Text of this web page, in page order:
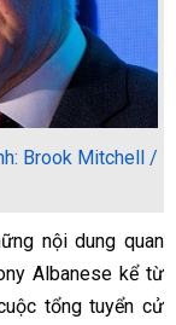
Brook Mitchell /
nội dung quan
Albanese kể từ
tổng tuyển cử